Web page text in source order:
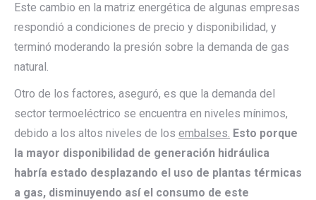
Este cambio en la matriz energética de algunas empresas
respondió a condiciones de precio y disponibilidad, y
terminó moderando la presión sobre la demanda de gas
natural.
Otro de los factores, aseguró, es que la demanda del
sector termoeléctrico se encuentra en niveles mínimos,
debido a los altos niveles de los embalses. Esto porque
la mayor disponibilidad de generación hidráulica
habría estado desplazando el uso de plantas térmicas
a gas, disminuyendo así el consumo de este